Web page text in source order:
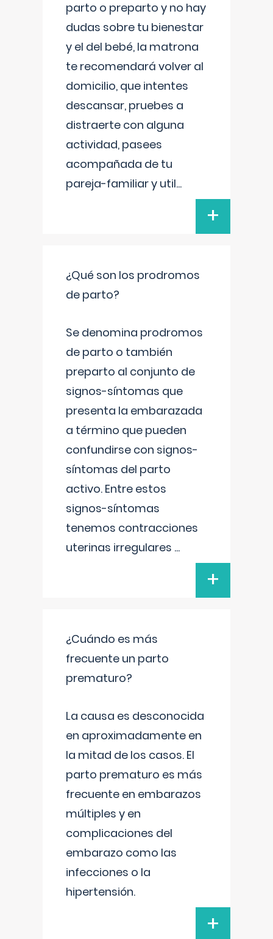
parto o preparto y no hay
dudas sobre tu bienestar
y el del bebé, la matrona
te recomendará volver al
domicilio, que intentes
descansar, pruebes a
distraerte con alguna
actividad, pasees
acompañada de tu
pareja-familiar y util...
+
¿Qué son los prodromos
de parto?
Se denomina prodromos
de parto o también
preparto al conjunto de
signos-síntomas que
presenta la embarazada
a término que pueden
confundirse con signos-
síntomas del parto
activo. Entre estos
signos-síntomas
tenemos contracciones
uterinas irregulares ...
+
¿Cuándo es más
frecuente un parto
prematuro?
La causa es desconocida
en aproximadamente en
la mitad de los casos. El
parto prematuro es más
frecuente en embarazos
múltiples y en
complicaciones del
embarazo como las
infecciones o la
hipertensión.
+